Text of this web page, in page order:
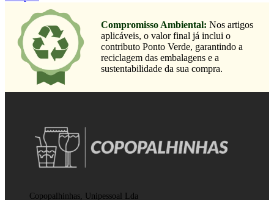
Compromisso Ambiental: Nos artigos
aplicáveis, o valor final já inclui o
contributo Ponto Verde, garantindo a
reciclagem das embalagens e a
sustentabilidade da sua compra.
Copopalhinhas, Unipessoal Lda